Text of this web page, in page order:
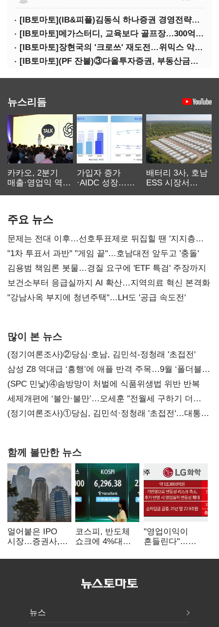
[IB토마토](IB&피플)김동식 하나증권 경영전략본부장
[IB토마토]메가스터디, 교육보다 골프장…300억 대여 뒤 보증 리스크
[IB토마토]장현국의 '크로쓰' 재도전…위믹스 악몽 지울 수 있나
[IB토마토](PF 잔불)③다올투자증권, 부동산금융 줄였지만 정상화는 진행형
뉴스리듬
카카오, 2분기
매출·영업익 역대
가입자 증가
·AIDC 성장…
배터리 3사, 호남
ESS 시장서
주요 뉴스
문제는 전대 이후…선호투표제로 뒤집힐 땐 '지지층
불복'
"1차 투표서 과반" "게임 끝"…호남대전 앞두고 '충돌'
김용범 책임론 봇물…경질 요구에 'ETF 특검' 주장까지
보건소부터 응급실까지 AI 확산…지역의료 혁신 본격화
"강남사옥 부지에 청년주택"…LH도 '공급 속도전'
많이 본 뉴스
(정기여론조사)②당심·호남, 김민석-정청래 '초접전'
삼성 Z8 역대급 ‘흥행’에 애플 반격 주목…9월 ‘폴더블
대전’
(SPC 민낯)④솜방망이 처벌에 식품위생법 위반 반복
세제개편에 ‘불안·불만’…오세훈 "전월세 구하기 더
힘들어질 것"
(정기여론조사)①당심, 김민석·정청래 '초접전'…대통령
함께 볼만한 뉴스
얼어붙은 IPO
시장…증권사,
전쟁' 기대
코스피, 반도체
쇼크에 4%대
5거래일째 상승
"영업이익이
흔들린다"…
18에 취약
뉴스